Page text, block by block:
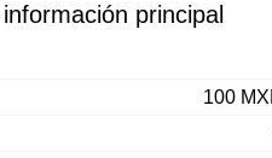
principal
100